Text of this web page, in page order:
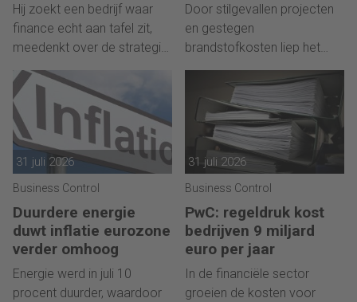
Hij zoekt een bedrijf waar
finance echt aan tafel zit,
meedenkt over de strategie
Door stilgevallen projecten
en gestegen
brandstofkosten liep het
miljoen euro.
31 juli 2026
Business Control
Duurdere energie
duwt inflatie eurozone
verder omhoog
Energie werd in juli 10
procent duurder, waardoor
31 juli 2026
Business Control
PwC: regeldruk kost
bedrijven 9 miljard
euro per jaar
In de financiële sector
groeien de kosten voor